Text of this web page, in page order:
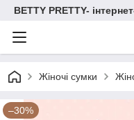
BETTY PRETTY-
Жіночі сумки
–30%